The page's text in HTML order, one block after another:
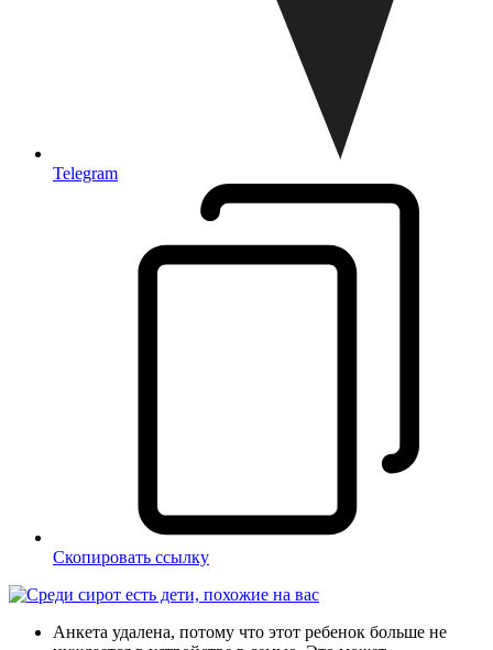
Telegram
Скопировать ссылку
Анкета удалена, потому что этот ребенок больше не